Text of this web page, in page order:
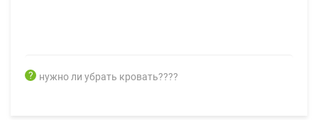
нужно ли убрать кровать????